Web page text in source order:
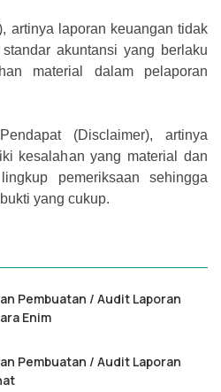
artinya laporan keuangan tidak
akuntansi yang berlaku
material dalam pelaporan
(Disclaimer), artinya
kesalahan yang material dan
pemeriksaan sehingga
yang cukup.
Pembuatan / Audit Laporan
Enim
Pembuatan / Audit Laporan